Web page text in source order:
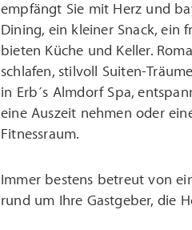
empfängt Sie mit Herz und
Dining, ein kleiner Snack, ein
bieten Küche und Keller.
schlafen, stilvoll Suiten-
in Erb´s Almdorf Spa,
eine Auszeit nehmen oder
Fitnessraum.
Immer bestens betreut von
rund um Ihre Gastgeber, die